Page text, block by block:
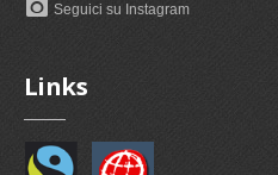
Seguici su Instagram
Links